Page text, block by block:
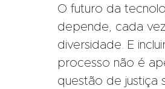
O futuro da
depende, cada
diversidade. E
processo não é
questão de justiça